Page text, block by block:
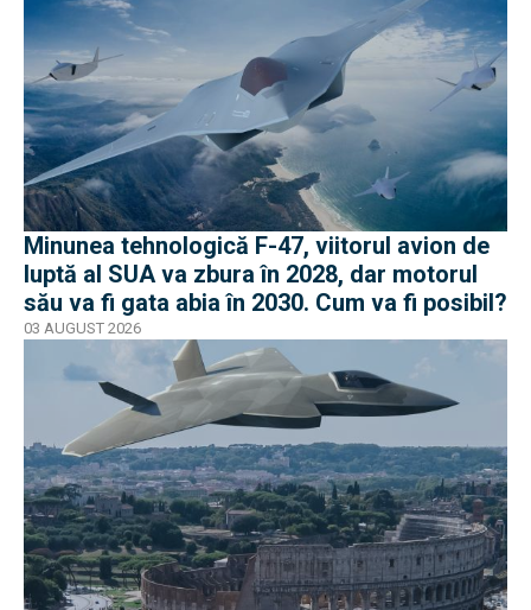
Minunea tehnologică F-47, viitorul avion de
luptă al SUA va zbura în 2028, dar motorul
său va fi gata abia în 2030. Cum va fi posibil?
03 AUGUST 2026